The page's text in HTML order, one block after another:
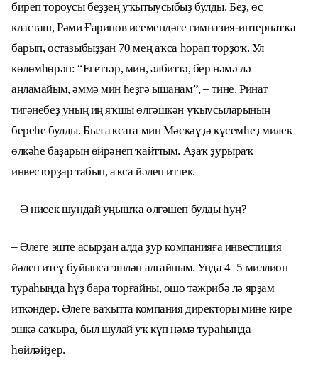
биреп тороусы беҙҙең уҡытыусыбыҙ булды. Беҙ, өс
класташ, Рәми Ғарипов исемендәге гимназия-интернатҡа
барып, остазыбыҙҙан 70 мең аҡса һорап торҙоҡ. Ул
көлөмһөрәп: “Егеттәр, мин, әлбиттә, бер нәмә лә
аңламайым, әммә мин һеҙгә ышанам”, – тине. Ринат
тигәнебеҙ уның иң яҡшы өлгәшкән уҡыусыларының
береһе булды. Был аҡсаға мин Мәскәүҙә күсемһеҙ милек
өлкәһе баҙарын өйрәнеп ҡайттым. Аҙаҡ ҙурыраҡ
инвесторҙар табып, аҡса йәлеп иттек.
– Ә нисек шундай уңышҡа өлгәшеп булды һуң?
– Әлеге эште асырҙан алда ҙур компанияға инвестиция
йәлеп итеү буйынса эшләп алғайным. Унда 4–5 миллион
тураһында һүҙ бара торғайны, ошо тәжрибә лә ярҙам
иткәндер. Әлеге ваҡытта компания директоры мине кире
эшкә саҡыра, был шулай уҡ күп нәмә тураһында
һөйләйҙер.